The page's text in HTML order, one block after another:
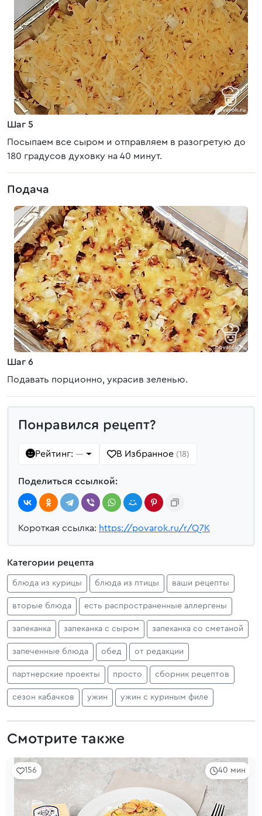
Шаг 5
Посыпаем все сыром и отправляем в разогретую до
180 градусов духовку на 40 минут.
Подача
Шаг 6
Подавать порционно, украсив зеленью.
Понравился рецепт?
Рейтинг: — В Избранное (18)
Поделиться ссылкой:
Короткая ссылка: https://povarok.ru/r/Q7K
Категории рецепта
блюда из курицы блюда из птицы ваши рецепты
вторые блюда есть распространенные аллергены
запеканка запеканка с сыром запеканка со сметаной
запеченные блюда обед от редакции
партнерские проекты просто сборник рецептов
сезон кабачков ужин ужин с куриным филе
Смотрите также
40 мин
156